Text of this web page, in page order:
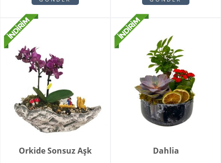
Orkide Sonsuz Aşk Dahlia